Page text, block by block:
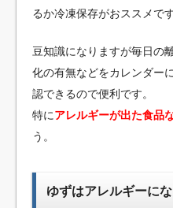
るか冷凍保存がおススメです
豆知識になりますが毎日の
化の有無などをカレンダー
認できるので便利です。
特にアレルギーが出た食品
う。
ゆずはアレルギーに